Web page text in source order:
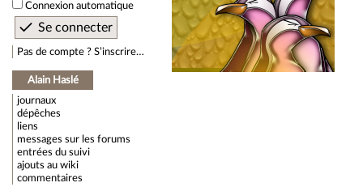
Connexion automatique
Pas de compte ? S’inscrire…
Alain Haslé
journaux
dépêches
liens
messages sur les forums
entrées du suivi
ajouts au wiki
commentaires